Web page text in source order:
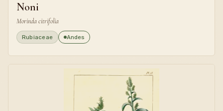
Noni
Morinda citrifolia
Rubiaceae Andes